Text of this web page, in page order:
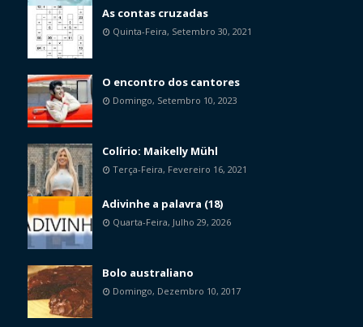
As contas cruzadas
Quinta-Feira, Setembro 30, 2021
O encontro dos cantores
Domingo, Setembro 10, 2023
Colírio: Maikelly Mühl
Terça-Feira, Fevereiro 16, 2021
Adivinhe a palavra (18)
Quarta-Feira, Julho 29, 2026
Bolo australiano
Domingo, Dezembro 10, 2017